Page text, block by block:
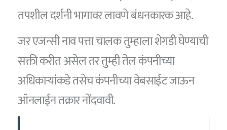
तपशील दर्शनी भागावर लावणे बंधनकारक आहे.
जर एजन्सी नाव पत्ता चालक तुम्हाला शेगडी घेण्याची
सक्ती करीत असेल तर तुम्ही तेल कंपनीच्या
अधिकार्‍यांकडे तसेच कंपनीच्या वेबसाईट जाऊन
ऑनलाईन तक्रार नोंदवावी.